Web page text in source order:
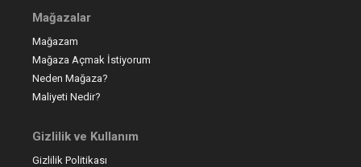
Mağazalar
Mağazam
Mağaza Açmak İstiyorum
Neden Mağaza?
Maliyeti Nedir?
Gizlilik ve Kullanım
Gizlilik Politikası